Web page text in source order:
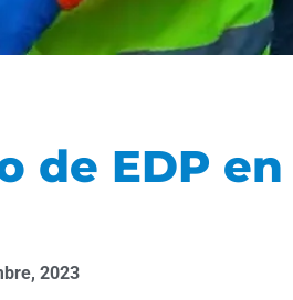
de EDP
2023